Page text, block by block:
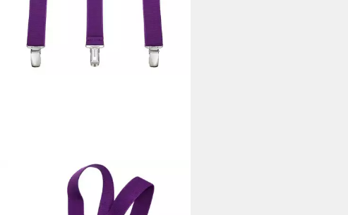
Hosenträger DonDon Jungen
Hosenträger Fliegen Set für Kinder